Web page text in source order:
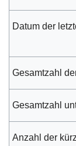
Datum der
Gesamtzahl
Gesamtzahl
Anzahl der